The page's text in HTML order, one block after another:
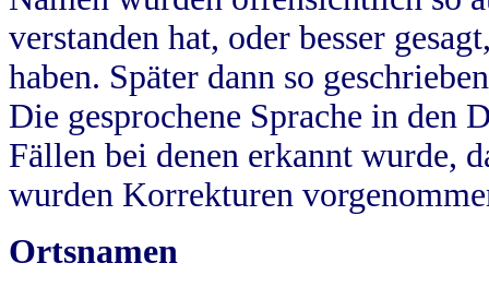
verstanden hat, oder besser
haben. Später dann so
Die gesprochene Sprache in
Fällen bei denen erkannt wurde,
wurden Korrekturen
Ortsnamen